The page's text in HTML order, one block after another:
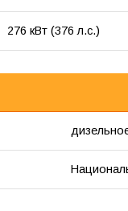
276 кВт (376 л.с.)